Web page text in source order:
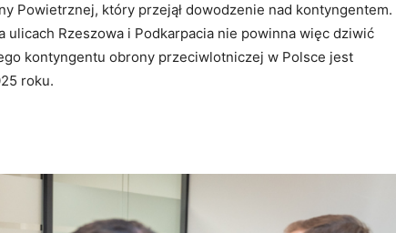
Powietrznej, który przejął dowodzenie nad kontyngentem.
ulicach Rzeszowa i Podkarpacia nie powinna więc dziwić
kontyngentu obrony przeciwlotniczej w Polsce jest
roku.